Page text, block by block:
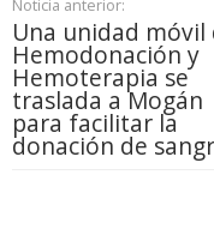
Noticia anterior:
Una unidad móvil
Hemodonación y
Hemoterapia se
traslada a Mogán
para facilitar la
donación de